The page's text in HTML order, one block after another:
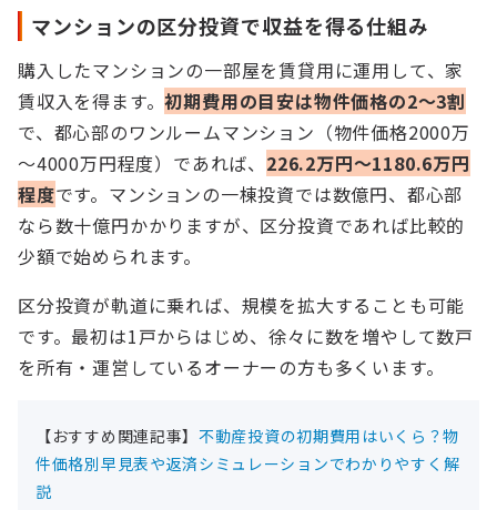
マンションの区分投資で収益を得る仕組み
購入したマンションの一部屋を賃貸用に運用して、家
賃収入を得ます。初期費用の目安は物件価格の2～3割
で、都心部のワンルームマンション（物件価格2000万
～4000万円程度）であれば、 226.2万円～1180.6万円
程度です。マンションの一棟投資では数億円、都心部
なら数十億円かかりますが、区分投資であれば比較的
少額で始められます。
区分投資が軌道に乗れば、規模を拡大することも可能
です。最初は1戸からはじめ、徐々に数を増やして数戸
を所有・運営しているオーナーの方も多くいます。
【おすすめ関連記事】 不動産投資の初期費用はいくら？物
件価格別早見表や返済シミュレーションでわかりやすく解
説